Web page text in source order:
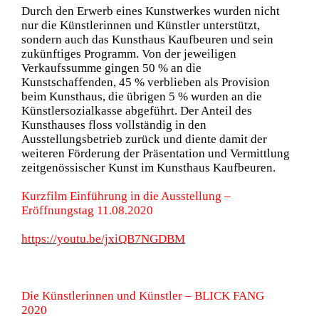
Durch den Erwerb eines Kunstwerkes wurden nicht
nur die Künstlerinnen und Künstler unterstützt,
sondern auch das Kunsthaus Kaufbeuren und sein
zukünftiges Programm. Von der jeweiligen
Verkaufssumme gingen 50 % an die
Kunstschaffenden, 45 % verblieben als Provision
beim Kunsthaus, die übrigen 5 % wurden an die
Künstlersozialkasse abgeführt. Der Anteil des
Kunsthauses floss vollständig in den
Ausstellungsbetrieb zurück und diente damit der
weiteren Förderung der Präsentation und Vermittlung
zeitgenössischer Kunst im Kunsthaus Kaufbeuren.
Kurzfilm Einführung in die Ausstellung –
Eröffnungstag 11.08.2020
https://youtu.be/jxiQB7NGDBM
Die Künstlerinnen und Künstler – BLICK FANG
2020